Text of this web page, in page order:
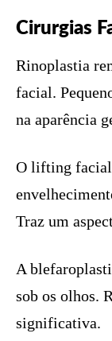
Cirurgias
Rinoplastia
facial.
na aparência
O lifting
Traz um
A
sob os olhos.
significativa.